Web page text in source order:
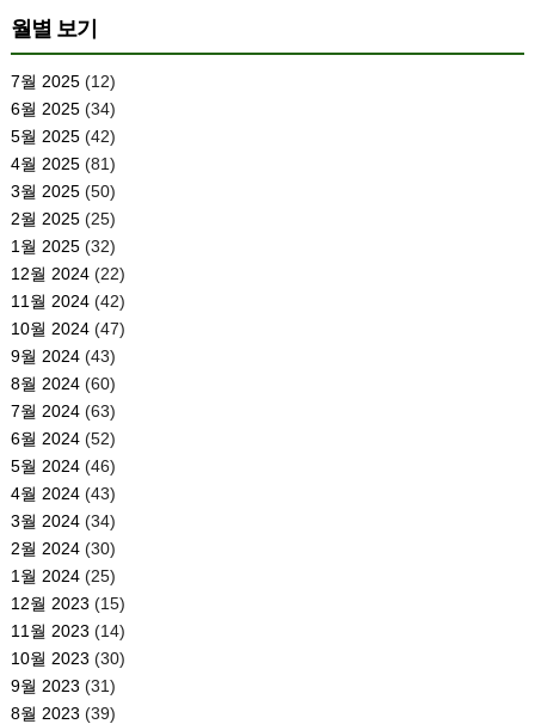
월별 보기
7월 2025(12)
6월 2025(34)
5월 2025(42)
4월 2025(81)
3월 2025(50)
2월 2025(25)
1월 2025(32)
12월 2024(22)
11월 2024(42)
10월 2024(47)
9월 2024(43)
8월 2024(60)
7월 2024(63)
6월 2024(52)
5월 2024(46)
4월 2024(43)
3월 2024(34)
2월 2024(30)
1월 2024(25)
12월 2023 (15)
11월 2023 (14)
10월 2023 (30)
9월 2023 (31)
8월 2023 (39)